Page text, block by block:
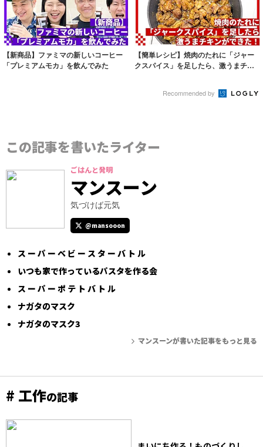
【新商品】ファミマの新しいコーヒー
「プレミアムモカ」を飲んでみた
【簡単レシピ】焼肉のたれに「ジャー
クスパイス」を足したら、激うまチキ
Recommended by
この記事を書いたライター
ごはんと発明
マンスーン
気づけば元気
@mansooon
ス ー パ ー ベ ビ ー ス タ ー バ ト ル
いつも家で作っているパスタを作る会
ス ー パ ー ポ テ ト バ ト ル
ナガタのマスク
ナガタのマスク3
マンスーンが書いた記事をもっと見る
# 工作の記事